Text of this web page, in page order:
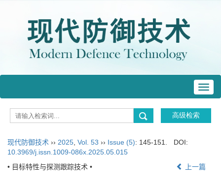
现代防御技术 ›› 2025 Vol. 53 ›› Issue (5): 145-151.
DOI:
10.3969/j.issn.1009-086x.2025.05.015
• 目标特性与探测跟踪技术 •
上一篇